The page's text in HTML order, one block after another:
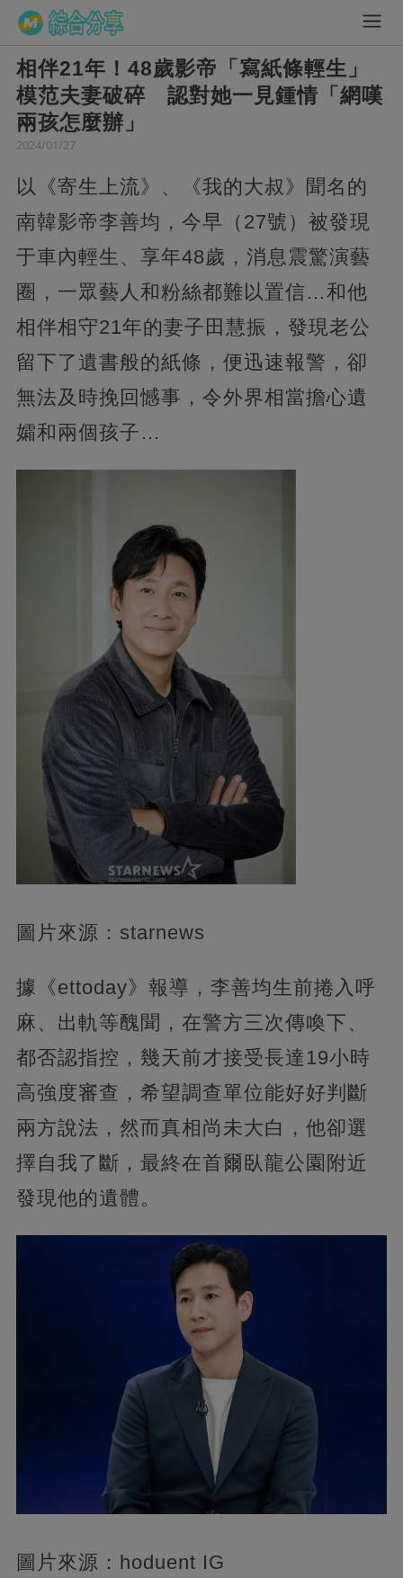
相伴21年！48歲影帝「寫紙條輕生」
模范夫妻破碎 認對她一見鍾情「網嘆
兩孩怎麼辦」
2024/01/27
以《寄生上流》、《我的大叔》聞名的
南韓影帝李善均，今早（27號）被發現
于車內輕生、享年48歲，消息震驚演藝
圈，一眾藝人和粉絲都難以置信…和他
相伴相守21年的妻子田慧振，發現老公
留下了遺書般的紙條，便迅速報警，卻
無法及時挽回憾事，令外界相當擔心遺
孀和兩個孩子…
圖片來源：starnews
據《ettoday》報導，李善均生前捲入呼
麻、出軌等醜聞，在警方三次傳喚下、
都否認指控，幾天前才接受長達19小時
高強度審查，希望調查單位能好好判斷
兩方說法，然而真相尚未大白，他卻選
擇自我了斷，最終在首爾臥龍公園附近
發現他的遺體。
圖片來源：hoduent IG